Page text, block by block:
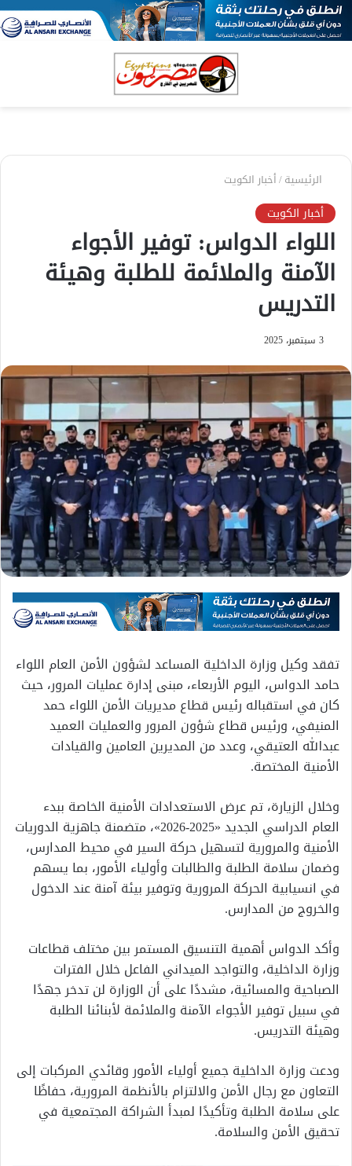
الرئيسية/أخبار الكويت
أخبار الكويت
اللواء الدواس: توفير الأجواء
الآمنة والملائمة للطلبة وهيئة
التدريس
3 سبتمبر، 2025
تفقد وكيل وزارة الداخلية المساعد لشؤون الأمن العام اللواء
حامد الدواس، اليوم الأربعاء، مبنى إدارة عمليات المرور، حيث
كان في استقباله رئيس قطاع مديريات الأمن اللواء حمد
المنيفي، ورئيس قطاع شؤون المرور والعمليات العميد
عبدالله العتيقي، وعدد من المديرين العامين والقيادات
الأمنية المختصة.
وخلال الزيارة، تم عرض الاستعدادات الأمنية الخاصة ببدء
العام الدراسي الجديد «2025-2026»، متضمنة جاهزية الدوريات
الأمنية والمرورية لتسهيل حركة السير في محيط المدارس،
وضمان سلامة الطلبة والطالبات وأولياء الأمور، بما يسهم
في انسيابية الحركة المرورية وتوفير بيئة آمنة عند الدخول
والخروج من المدارس.
وأكد الدواس أهمية التنسيق المستمر بين مختلف قطاعات
وزارة الداخلية، والتواجد الميداني الفاعل خلال الفترات
الصباحية والمسائية، مشددًا على أن الوزارة لن تدخر جهدًا
في سبيل توفير الأجواء الآمنة والملائمة لأبنائنا الطلبة
وهيئة التدريس.
ودعت وزارة الداخلية جميع أولياء الأمور وقائدي المركبات إلى
التعاون مع رجال الأمن والالتزام بالأنظمة المرورية، حفاظًا
على سلامة الطلبة وتأكيدًا لمبدأ الشراكة المجتمعية في
تحقيق الأمن والسلامة.